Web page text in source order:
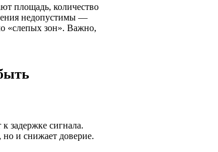
площадь, количество
недопустимы —
«слепых зон». Важно,
задержке сигнала.
и снижает доверие.